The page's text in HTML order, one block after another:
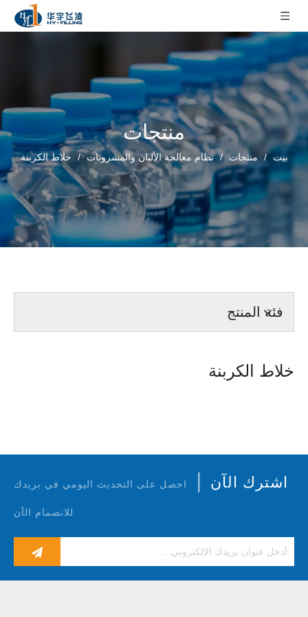
منتجات
بيت / منتجات / نظام معالجة الألبان والمشروبات / خلاط الكربنة
فئة المنتج
خلاط الكربنة
اشترك الآن | احصل على التحديث اليومي في بريدك
للانضمام الآن